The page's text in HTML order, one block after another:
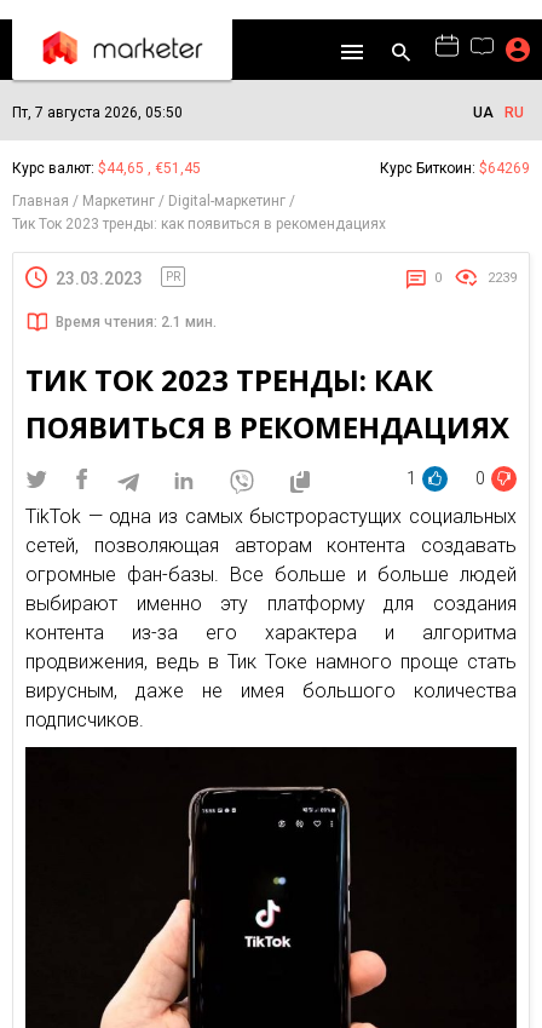
Пт, 7 августа 2026, 05:50 UA RU
Курс валют: $44,65 , €51,45 Курс Биткоин: $64269
Главная
Маркетинг
Digital-маркетинг
Тик Ток 2023 тренды: как появиться в рекомендациях
23.03.2023 PR 0 2239
Время чтения: 2.1 мин.
ТИК ТОК 2023 ТРЕНДЫ: КАК
ПОЯВИТЬСЯ В РЕКОМЕНДАЦИЯХ
1 0
TikTok — одна из самых быстрорастущих социальных
сетей, позволяющая авторам контента создавать
огромные фан-базы. Все больше и больше людей
выбирают именно эту платформу для создания
контента из-за его характера и алгоритма
продвижения, ведь в Тик Токе намного проще стать
вирусным, даже не имея большого количества
подписчиков.